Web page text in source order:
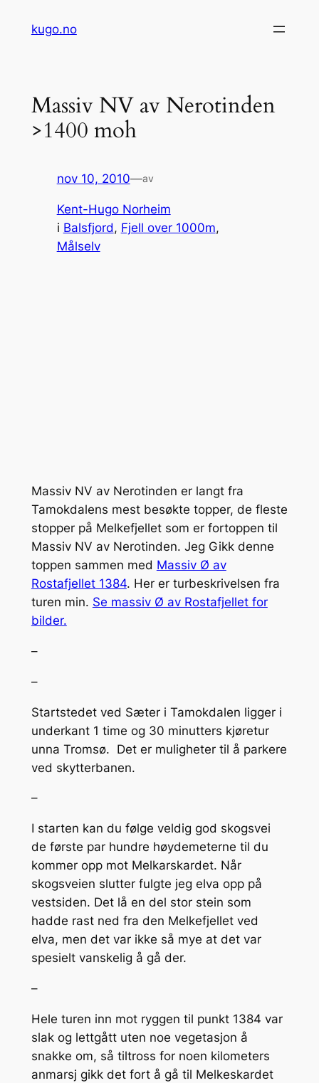
kugo.no
Massiv NV av Nerotinden
>1400 moh
nov 10, 2010—av
Kent-Hugo Norheim
i Balsfjord, Fjell over 1000m
Målselv
Massiv NV av Nerotinden er langt fra
Tamokdalens mest besøkte topper, de fleste
stopper på Melkefjellet som er fortoppen til
Massiv NV av Nerotinden. Jeg Gikk denne
toppen sammen med Massiv Ø av
Rostafjellet 1384. Her er turbeskrivelsen fra
turen min. Se massiv Ø av Rostafjellet for
bilder.
–
–
Startstedet ved Sæter i Tamokdalen ligger i
underkant 1 time og 30 minutters kjøretur
unna Tromsø. Det er muligheter til å parkere
ved skytterbanen.
–
I starten kan du følge veldig god skogsvei
de første par hundre høydemeterne til du
kommer opp mot Melkarskardet. Når
skogsveien slutter fulgte jeg elva opp på
vestsiden. Det lå en del stor stein som
hadde rast ned fra den Melkefjellet ved
elva, men det var ikke så mye at det var
spesielt vanskelig å gå der.
–
Hele turen inn mot ryggen til punkt 1384 var
slak og lettgått uten noe vegetasjon å
snakke om, så tiltross for noen kilometers
anmarsj gikk det fort å gå til Melkeskardet